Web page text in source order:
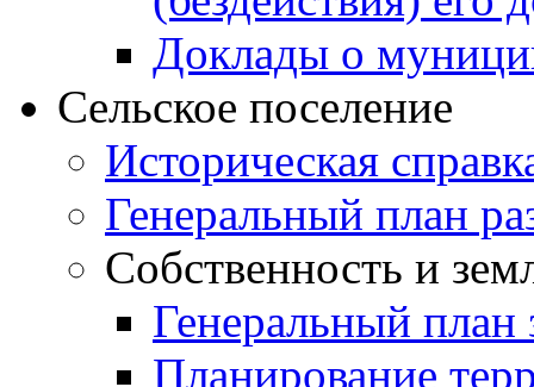
Доклады о
Сельское поселение
Историческая
Генеральный план
Собственность и
Генеральный план
Планирование